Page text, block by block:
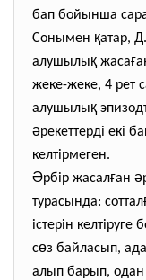
бап бойынша
Сонымен қатар,
алушылық жасағ
жеке-жеке, 4 рет
алушылық
әрекеттерді екі
келтірмеген.
Әрбір жасалған ә
турасында: соттал
істерін келтіруге
сөз байласып,
алып барып, одан